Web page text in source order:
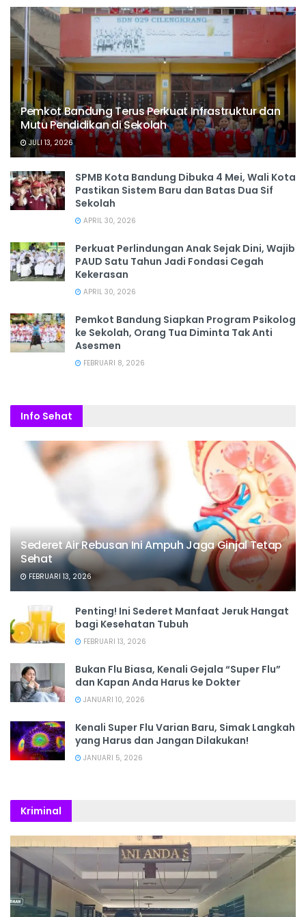
Pemkot Bandung Terus Perkuat Infrastruktur dan
Mutu Pendidikan di Sekolah
JULI 13, 2026
SPMB Kota Bandung Dibuka 4 Mei, Wali Kota
Pastikan Sistem Baru dan Batas Dua Sif
Sekolah
APRIL 30, 2026
Perkuat Perlindungan Anak Sejak Dini, Wajib
PAUD Satu Tahun Jadi Fondasi Cegah
Kekerasan
APRIL 30, 2026
Pemkot Bandung Siapkan Program Psikolog
ke Sekolah, Orang Tua Diminta Tak Anti
Asesmen
FEBRUARI 8, 2026
Info Sehat
Sederet Air Rebusan Ini Ampuh Jaga Ginjal Tetap
Sehat
FEBRUARI 13, 2026
Penting! Ini Sederet Manfaat Jeruk Hangat
bagi Kesehatan Tubuh
FEBRUARI 13, 2026
Bukan Flu Biasa, Kenali Gejala “Super Flu”
dan Kapan Anda Harus ke Dokter
JANUARI 10, 2026
Kenali Super Flu Varian Baru, Simak Langkah
yang Harus dan Jangan Dilakukan!
JANUARI 5, 2026
Kriminal